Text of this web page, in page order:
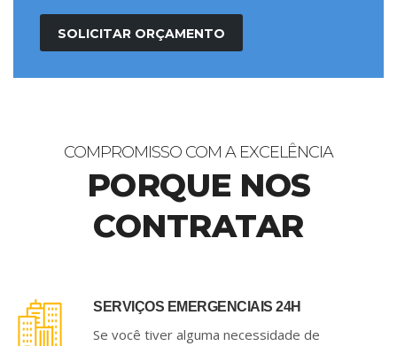
SOLICITAR ORÇAMENTO
COMPROMISSO COM A EXCELÊNCIA
PORQUE NOS
CONTRATAR
SERVIÇOS EMERGENCIAIS 24H
Se você tiver alguma necessidade de